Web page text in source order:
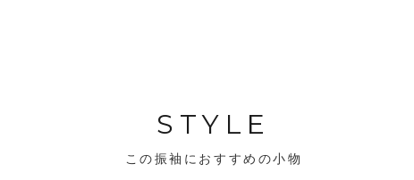
STYLE
この振袖におすすめの小物